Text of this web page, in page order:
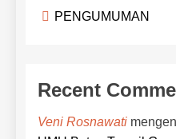
PENGUMUMAN
Recent
Veni Rosnawati